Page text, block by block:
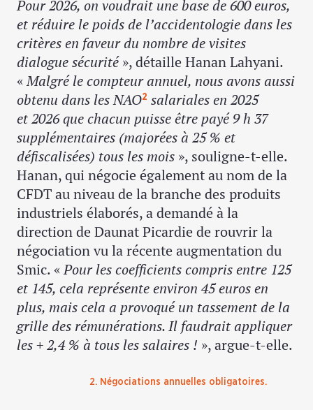
2. Négociations annuelles obligatoires.
Pour 2026, on voudrait une base de 600 euros,
et réduire le poids de l’accidentologie dans les
critères en faveur du nombre de visites
dialogue sécurité», détaille Hanan Lahyani.
«Malgré le compteur annuel, nous avons aussi
obtenu dans les NAO2 salariales en 2025
et 2026 que chacun puisse être payé 9 h 37
supplémentaires (majorées à 25 % et
défiscalisées) tous les mois », souligne-t-elle.
Hanan, qui négocie également au nom de la
CFDT au niveau de la branche des produits
industriels élaborés, a demandé à la
direction de Daunat Picardie de rouvrir la
négociation vu la récente augmentation du
Smic. «Pour les coefficients compris entre 125
et 145, cela représente environ 45 euros en
plus, mais cela a provoqué un tassement de la
grille des rémunérations. Il faudrait appliquer
les + 2,4 % à tous les salaires ! », argue-t-elle.